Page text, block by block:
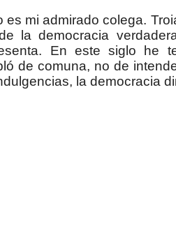
mi admirado colega.
la democracia
En este siglo he
de comuna, no de
la democracia